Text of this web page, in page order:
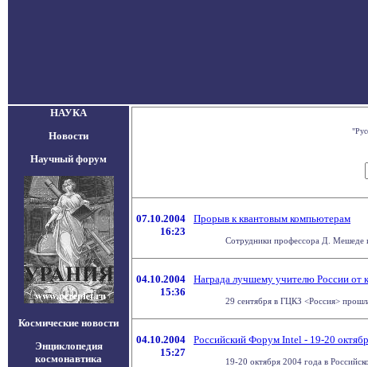
НАУКА
Новости
Научный форум
Космические новости
Энциклопедия
космонавтика
07.10.2004
16:23
Прорыв к квантовым компьютерам
Сотрудники профессора Д. Мешеде
04.10.2004
15:36
Награда лучшему учителю России от
29 сентября в ГЦКЗ <Россия>
04.10.2004
15:27
Российский Форум Intel - 19-20
19-20 октября 2004 года в